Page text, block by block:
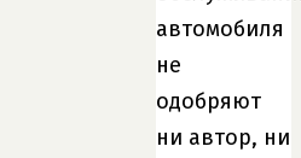
автомобиля
не
одобряют
ни автор, ни